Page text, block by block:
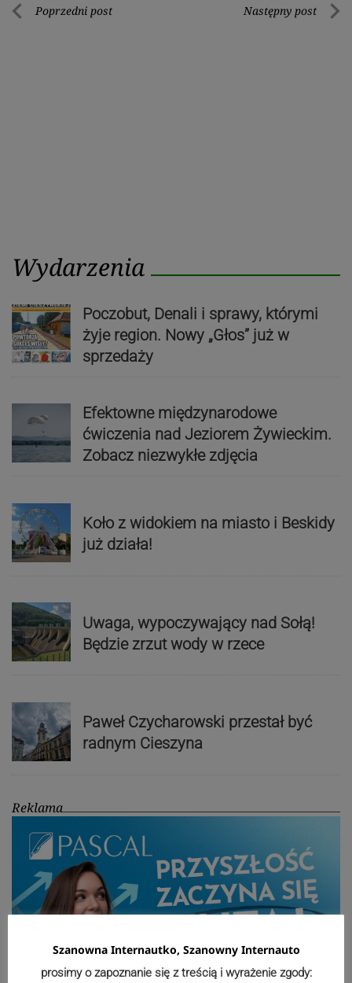
Nawigacja
Poprzedni post Następny post
Wydarzenia
Poczobut, Denali i sprawy, którymi
żyje region. Nowy „Głos” już w
sprzedaży
Efektowne międzynarodowe
ćwiczenia nad Jeziorem Żywieckim.
Zobacz niezwykłe zdjęcia
Koło z widokiem na miasto i Beskidy
już działa!
Uwaga, wypoczywający nad Sołą!
Będzie zrzut wody w rzece
Paweł Czycharowski przestał być
radnym Cieszyna
Reklama
Szanowna Internautko, Szanowny Internauto
prosimy o zapoznanie się z treścią i wyrażenie zgody: